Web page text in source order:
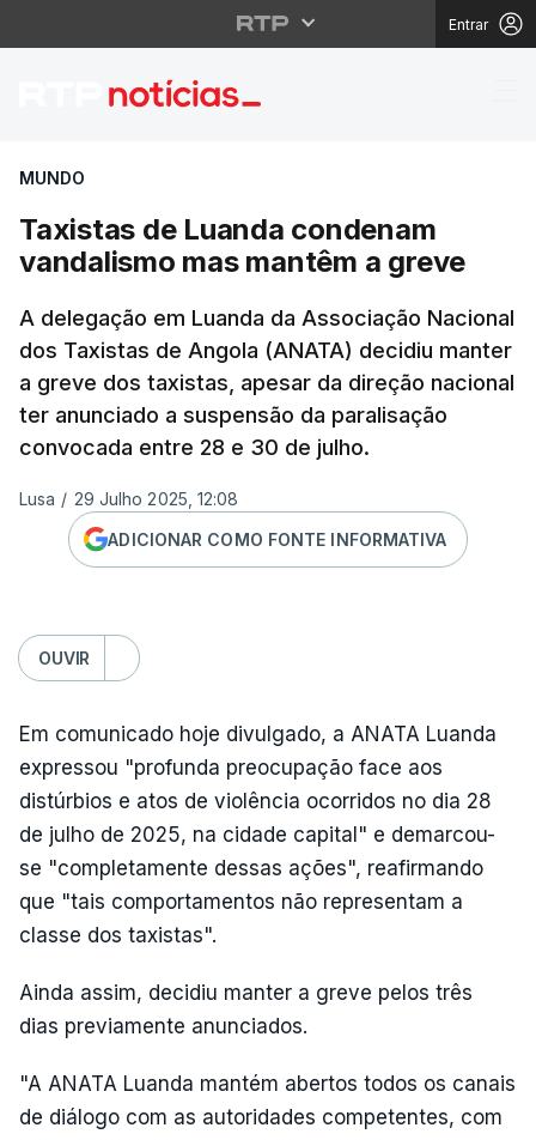
Entrar
Taxistas de Luanda
MUNDO
Taxistas de Luanda condenam
vandalismo mas mantêm a greve
A delegação em Luanda da Associação Nacional
dos Taxistas de Angola (ANATA) decidiu manter
a greve dos taxistas, apesar da direção nacional
ter anunciado a suspensão da paralisação
convocada entre 28 e 30 de julho.
Lusa / 29 Julho 2025, 12:08
ADICIONAR COMO FONTE INFORMATIVA
OUVIR
Em comunicado hoje divulgado, a ANATA Luanda
expressou "profunda preocupação face aos
distúrbios e atos de violência ocorridos no dia 28
de julho de 2025, na cidade capital" e demarcou-
se "completamente dessas ações", reafirmando
que "tais comportamentos não representam a
classe dos taxistas".
Ainda assim, decidiu manter a greve pelos três
dias previamente anunciados.
"A ANATA Luanda mantém abertos todos os canais
de diálogo com as autoridades competentes, com